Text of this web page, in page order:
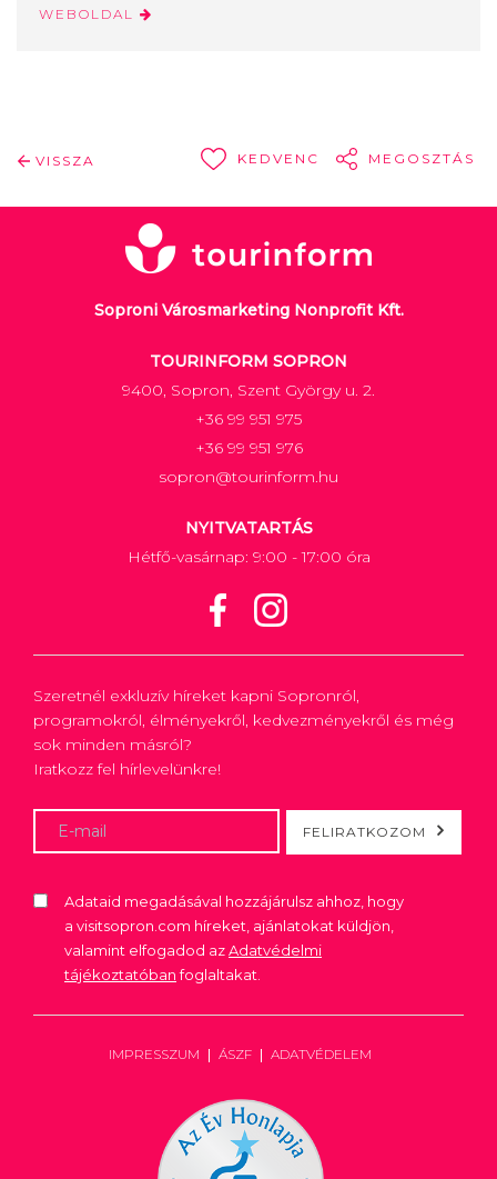
WEBOLDAL
VISSZA KEDVENC MEGOSZTÁS
Soproni Városmarketing Nonprofit Kft.
TOURINFORM SOPRON
9400, Sopron, Szent György u. 2.
+36 99 951 975
+36 99 951 976
sopron@tourinform.hu
NYITVATARTÁS
Hétfő-vasárnap: 9:00 - 17:00 óra
Szeretnél exkluzív híreket kapni Sopronról,
programokról, élményekről, kedvezményekről és még
sok minden másról?
Iratkozz fel hírlevelünkre!
FELIRATKOZOM
Adataid megadásával hozzájárulsz ahhoz, hogy
a visitsopron.com híreket, ajánlatokat küldjön,
valamint elfogadod azAdatvédelmi
tájékoztatóbanfoglaltakat.
IMPRESSZUM ÁSZF ADATVÉDELEM